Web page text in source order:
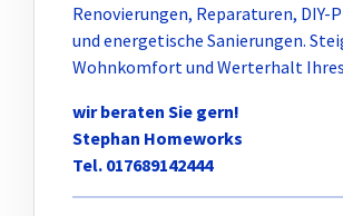
Renovierungen, Reparaturen, DIY-
und energetische Sanierungen.
Wohnkomfort und Werterhalt Ihres
wir beraten Sie gern!
Stephan Homeworks
Tel. 017689142444